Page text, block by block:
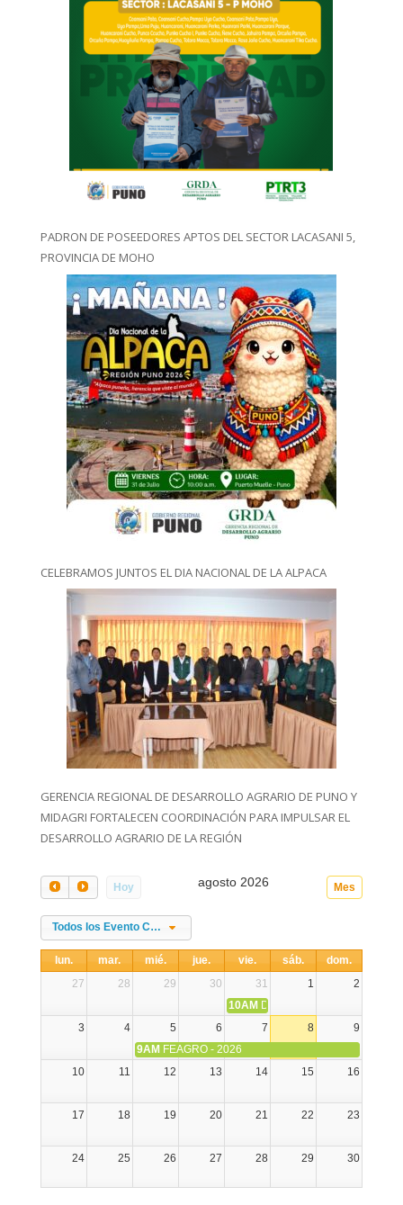
PADRON DE POSEEDORES APTOS DEL SECTOR LACASANI 5,
PROVINCIA DE MOHO
CELEBRAMOS JUNTOS EL DIA NACIONAL DE LA ALPACA
GERENCIA REGIONAL DE DESARROLLO AGRARIO DE PUNO Y
MIDAGRI FORTALECEN COORDINACIÓN PARA IMPULSAR EL
DESARROLLO AGRARIO DE LA REGIÓN
Hoy Mes
agosto 2026
Todos los Evento Categories
lun. mar. mié. jue. vie. sáb.
dom.
27
28 29 30 31 1
2
10AM DIA NACIONAL DE LA
3
4 5 6 7 8
9
9AM FEAGRO - 2026
10
11 12 13 14 15 16
17 18 19 20 21 22 23
24 25 26 27 28 29 30